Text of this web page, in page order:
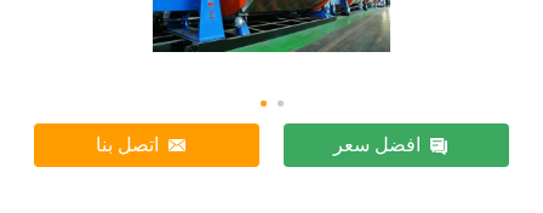
افضل سعر اتصل بنا